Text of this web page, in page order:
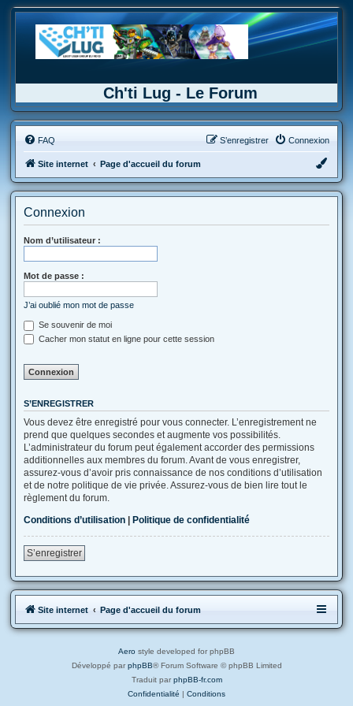
Ch'ti Lug - Le Forum
FAQ Connexion
S’enregistrer
Site internet Page d'accueil du forum
Connexion
Nom d’utilisateur :
Mot de passe :
J’ai oublié mon mot de passe
Se souvenir de moi
Cacher mon statut en ligne pour cette session
S’ENREGISTRER
Vous devez être enregistré pour vous connecter. L’enregistrement ne
prend que quelques secondes et augmente vos possibilités.
L’administrateur du forum peut également accorder des permissions
additionnelles aux membres du forum. Avant de vous enregistrer,
assurez-vous d’avoir pris connaissance de nos conditions d’utilisation
et de notre politique de vie privée. Assurez-vous de bien lire tout le
règlement du forum.
Conditions d’utilisation | Politique de confidentialité
S’enregistrer
Site internet Page d'accueil du forum
Aero style developed for phpBB
Développé par phpBB® Forum Software © phpBB Limited
Traduit par phpBB-fr.com
Confidentialité | Conditions